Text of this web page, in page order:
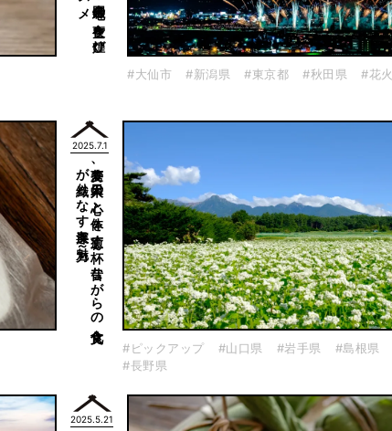
#大仙市 #新潟県 #東京都 #秋田県 #花火
2025.7.1
蕎麦、
日本人の
心と
体を
癒す
一杯～
昔な
が
ら
の
食文化
が
織り
な
す
奥深き
魅力～
#ピックアップ #山口県 #岩手県 #島根県
#長野県
2025.5.21